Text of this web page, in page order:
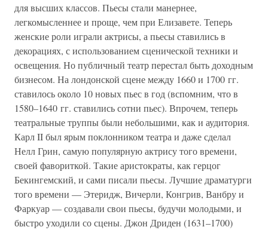
для высших классов. Пьесы стали манернее,
легкомысленнее и проще, чем при Елизавете. Теперь
женские роли играли актрисы, а пьесы ставились в
декорациях, с использованием сценической техники и
освещения. Но публичный театр перестал быть доходным
бизнесом. На лондонской сцене между 1660 и 1700 гг.
ставилось около 10 новых пьес в год (вспомним, что в
1580–1640 гг. ставились сотни пьес). Впрочем, теперь
театральные труппы были небольшими, как и аудитория.
Карл II был ярым поклонником театра и даже сделал
Нелл Грин, самую популярную актрису того времени,
своей фавориткой. Такие аристократы, как герцог
Бекингемский, и сами писали пьесы. Лучшие драматурги
того времени — Этеридж, Вичерли, Конгрив, Ванбру и
Фаркуар — создавали свои пьесы, будучи молодыми, и
быстро уходили со сцены. Джон Дриден (1631–1700)